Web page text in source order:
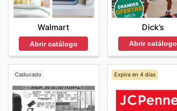
Walmart
Abrir catálogo
Dick’s
Abrir catálogo
Caducado Expira en 4 días